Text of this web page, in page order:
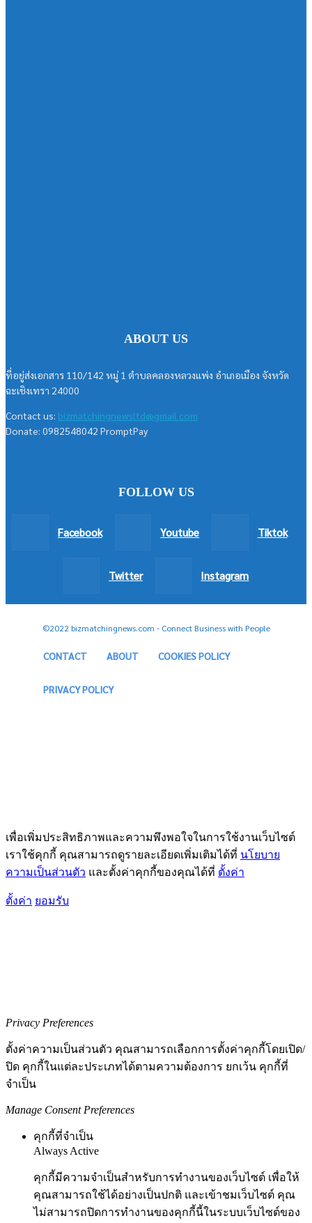
ABOUT US
ที่อยู่ส่งเอกสาร 110/142 หมู่ 1 ตำบลคลองหลวงแพ่ง อำเภอเมือง จังหวัด
ฉะเชิงเทรา 24000
Contact us: bizmatchingnewsltd@gmail.com
Donate: 0982548042 PromptPay
FOLLOW US
Facebook Youtube Tiktok
Twitter Instagram
©2022 bizmatchingnews.com - Connect Business with People
CONTACT ABOUT COOKIES POLICY
PRIVACY POLICY
เพื่อเพิ่มประสิทธิภาพและความพึงพอใจในการใช้งานเว็บไซต์
เราใช้คุกกี้ คุณสามารถดูรายละเอียดเพิ่มเติมได้ที่ นโยบาย
ความเป็นส่วนตัว และตั้งค่าคุกกี้ของคุณได้ที่ ตั้งค่า
ตั้งค่า ยอมรับ
Privacy Preferences
ตั้งค่าความเป็นส่วนตัว คุณสามารถเลือกการตั้งค่าคุกกี้โดยเปิด/
ปิด คุกกี้ในแต่ละประเภทได้ตามความต้องการ ยกเว้น คุกกี้ที่
จำเป็น
Manage Consent Preferences
คุกกี้ที่จำเป็น
Always Active
คุกกี้มีความจำเป็นสำหรับการทำงานของเว็บไซต์ เพื่อให้
คุณสามารถใช้ได้อย่างเป็นปกติ และเข้าชมเว็บไซต์ คุณ
ไม่สามารถปิดการทำงานของคุกกี้นี้ในระบบเว็บไซต์ของ